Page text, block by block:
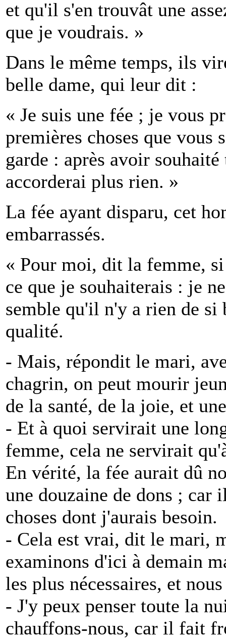
et qu'il s'en trouvât une
que je voudrais. »
Dans le même temps, ils
belle dame, qui leur dit :
« Je suis une fée ; je vous
premières choses que vous
garde : après avoir
accorderai plus rien. »
La fée ayant disparu, cet
embarrassés.
« Pour moi, dit la femme,
ce que je souhaiterais : je
semble qu'il n'y a rien de si
qualité.
- Mais, répondit le mari,
chagrin, on peut mourir
de la santé, de la joie, et
- Et à quoi servirait une
femme, cela ne servirait
En vérité, la fée aurait dû
une douzaine de dons ; car
choses dont j'aurais besoin.
- Cela est vrai, dit le mari,
examinons d'ici à demain
les plus nécessaires, et
- J'y peux penser toute la
chauffons-nous, car il fait